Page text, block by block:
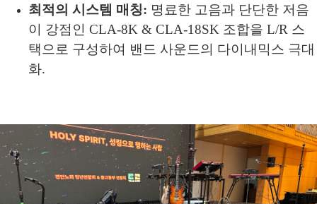
최적의 시스템 매칭: 명료한 고음과 단단한 저음
이 강점인 CLA-8K & CLA-18SK 조합을 L/R 스
택으로 구성하여 밴드 사운드의 다이내믹스 극대
화.